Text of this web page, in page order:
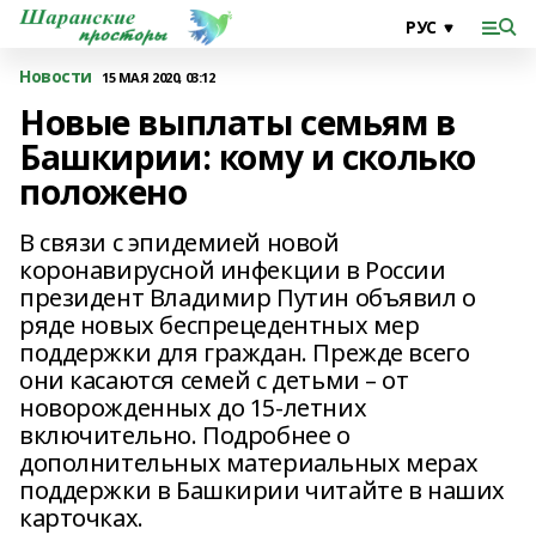
Новости 15 МАЯ 2020, 03:12
Новые выплаты семьям в
Башкирии: кому и сколько
положено
В связи с эпидемией новой
коронавирусной инфекции в России
президент Владимир Путин объявил о
ряде новых беспрецедентных мер
поддержки для граждан. Прежде всего
они касаются семей с детьми – от
новорожденных до 15-летних
включительно. Подробнее о
дополнительных материальных мерах
поддержки в Башкирии читайте в наших
карточках.